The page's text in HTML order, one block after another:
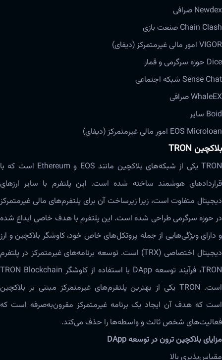
Newdex صرافی
Chain Clash صنعت بازی
VIGOR امور مالی غیرمتمرکز (دیفای)
Dice حوزه‌ سرگرمی و قمار
Sense Chat شبکه‌ اجتماعی
WhaleEX صرافی
Boid سایر
EOS Microloan امور مالی غیرمتمرکز (دیفای)
بلاکچین TRON
TRON یکی از شبکه‌های بلاکچین مانند EOS و‌‌ Ethereum است که با
قراردادهای هوشمند ساخته شده است. این پلتفرم با سایر ارزهای
دیجیتال متفاوت است، زیرا زیرساخت آن برای پلتفرم‌های مالی غیرمتمرکز
در حوزه‌ سرگرمی طراحی شده است. این پلتفرم با هدف خاصی ابداع شده
و دارای ویژگی‌هایی از جمله پروتکل‌های خاص خود، کاوشگر بلاکچین و ارز
دیجیتال اختصاصی (TRX) است. توسعه برنامه‌های غیرمتمرکز در پلتفرم
TRON، فرآیند توسعه DApp با استفاده از کاوشگر TRON Blockchain
است. TRON یکی از بهترین پلتفرم‌های غیرمتمرکز مبتنی بر بلاکچین
است که هدف آن ایجاد یک برنامه غیرمتمرکز مقرون‌به‌صرفه است که
فعالیت‌های شخص ثالث و واسطه‌ها را حذف‌ می‌کند.
مزایای بلاکچین ترون در توسعه‌ DApp
مقیاس‌‌‌‌‌پذیری بالا